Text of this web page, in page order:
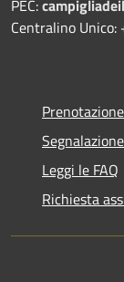
PEC:
Centralino
Leggi le FAQ
Richiesta